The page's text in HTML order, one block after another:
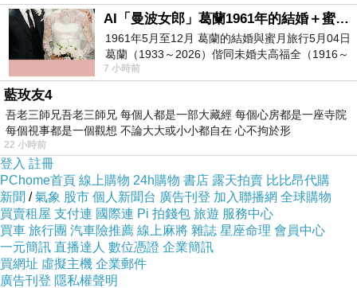
AI「曼波女郎」葛蘭1961年的結婚＋蜜月旅行 #戀上老電影 #葛蘭 #粟子
1961年5月至12月 葛蘭的結婚與蜜月旅行5月04日
葛蘭（1933～2026）偕同未婚夫高福全（1916～
2004）乘郵輪赴倫敦6月15日於英國倫敦St.S
7 小時前
藍玫友4
吾老三師兄吾老三師兄 每個人都是一部大藏經 每個心房都是一座寺院
每個視事都是一個觀想 不論大大或小小都自在 心不拘於形
22 小時前
登入 註冊
PChome首頁 線上購物 24h購物 書店 露天拍賣 比比昂代購
新聞 /氣象 股市 個人新聞台 廣告刊登 加入聯播網 全球購物
買賣租屋 支付連 國際連 Pi 拍錢包 旅遊 服務中心
買車 旅行團 汽車險推薦 線上麻將 雜誌 星座命理 會員中心
一元簡訊 直播達人 數位憑證 企業簡訊
買網址 虛擬主機 企業郵件
廣告刊登 隱私權聲明